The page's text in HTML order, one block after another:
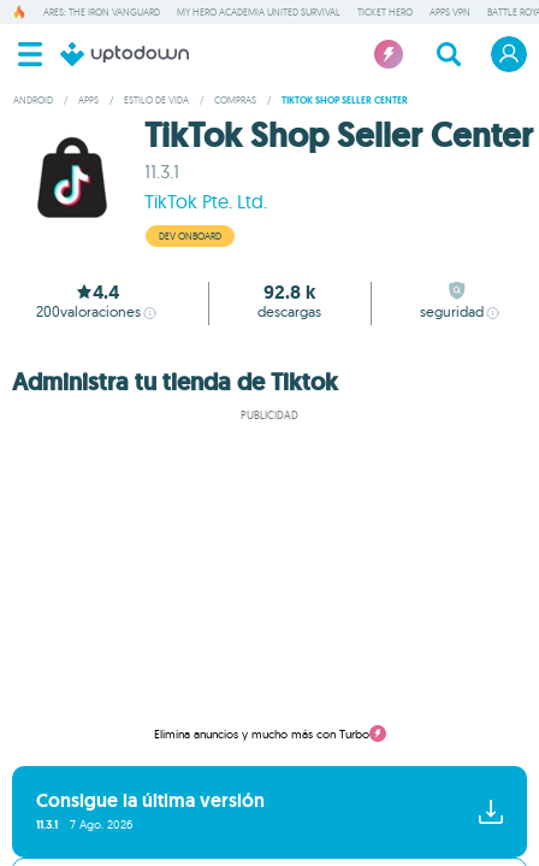
ARES: THE IRON VANGUARD MY HERO ACADEMIA UNITED SURVIVAL TICKET HERO APPS VPN BATTLE
ANDROID / APPS / ESTILO DE VIDA / COMPRAS / TIKTOK SHOP SELLER CENTER
TikTok Shop Seller Center
11.3.1
TikTok Pte. Ltd.
DEV ONBOARD
4.4
200valoraciones
92.8 k
descargas seguridad
Administra tu tienda de Tiktok
PUBLICIDAD
Elimina anuncios y mucho más con Turbo
Consigue la última versión
11.3.1 7 Ago. 2026